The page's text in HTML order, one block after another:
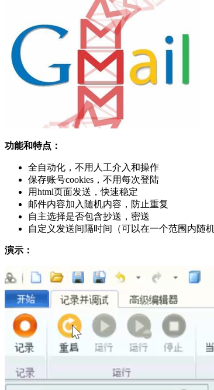
功能和特点：
全自动化，不用人工介入和操作
保存账号cookies，不用每次登陆
用html页面发送，快速稳定
邮件内容加入随机内容，防止重复
自主选择是否包含抄送，密送
自定义发送间隔时间（可以在一个范围内随机
演示：